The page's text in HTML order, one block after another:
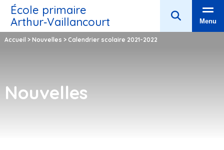
École primaire
Arthur‑Vaillancourt
Menu
Accueil > Nouvelles > Calendrier scolaire 2021-2022
Nouvelles